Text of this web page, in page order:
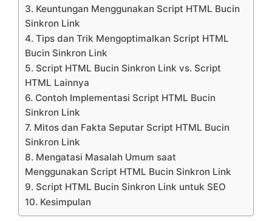
3. Keuntungan Menggunakan Script HTML Bucin
Sinkron Link
4. Tips dan Trik Mengoptimalkan Script HTML
Bucin Sinkron Link
5. Script HTML Bucin Sinkron Link vs. Script
HTML Lainnya
6. Contoh Implementasi Script HTML Bucin
Sinkron Link
7. Mitos dan Fakta Seputar Script HTML Bucin
Sinkron Link
8. Mengatasi Masalah Umum saat
Menggunakan Script HTML Bucin Sinkron Link
9. Script HTML Bucin Sinkron Link untuk SEO
10. Kesimpulan